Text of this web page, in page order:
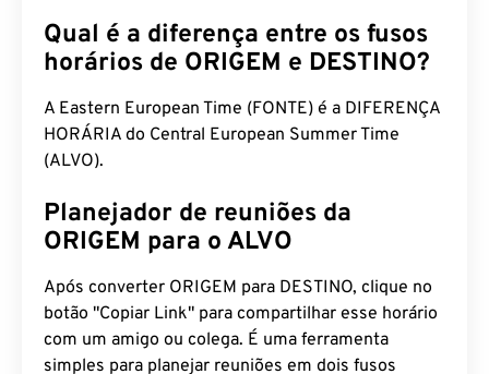
Qual é a diferença entre os fusos
horários de ORIGEM e DESTINO?
A Eastern European Time (FONTE) é a DIFERENÇA
HORÁRIA do Central European Summer Time
(ALVO).
Planejador de reuniões da
ORIGEM para o ALVO
Após converter ORIGEM para DESTINO, clique no
botão "Copiar Link" para compartilhar esse horário
com um amigo ou colega. É uma ferramenta
simples para planejar reuniões em dois fusos